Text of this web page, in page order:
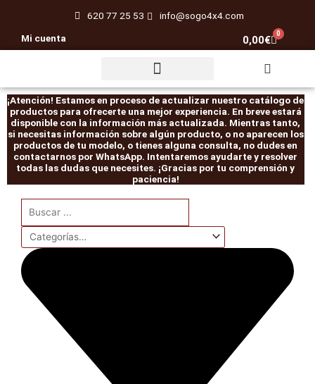
contenido
620 77 25 53
info@sogo4x4.com
Mi cuenta
0,00€
0
Carrito
¡Atención! Estamos en proceso de actualizar nuestro catálogo de
productos para ofrecerte una mejor experiencia. En breve estará
disponible con la información más actualizada. Mientras tanto,
si necesitas información sobre algún producto, o no aparecen los
productos de tu modelo, o tienes alguna consulta, no dudes en
contactarnos por WhatsApp. Intentaremos ayudarte y resolver
todas las dudas que necesites. ¡Gracias por tu comprensión y
paciencia!
Search
...